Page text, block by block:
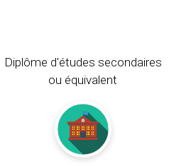
Diplôme d'études secondaires
ou équivalent